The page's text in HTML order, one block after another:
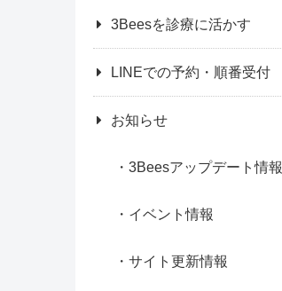
3Beesを診療に活かす
LINEでの予約・順番受付
お知らせ
3Beesアップデート情報
イベント情報
サイト更新情報